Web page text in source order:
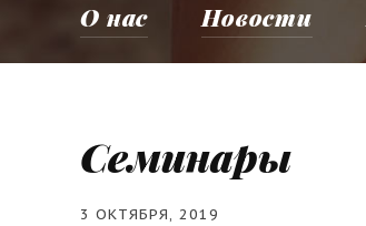
О нас Новости
Семинары
3 ОКТЯБРЯ, 2019